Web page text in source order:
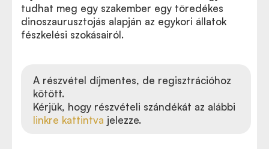
tudhat meg egy szakember egy töredékes
dinoszaurusztojás alapján az egykori állatok
fészkelési szokásairól.
A részvétel díjmentes, de regisztrációhoz
kötött.
Kérjük, hogy részvételi szándékát az alábbi
linkre kattintva jelezze.